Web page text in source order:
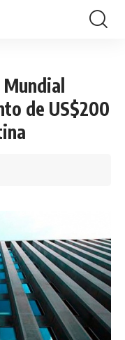
de US$200